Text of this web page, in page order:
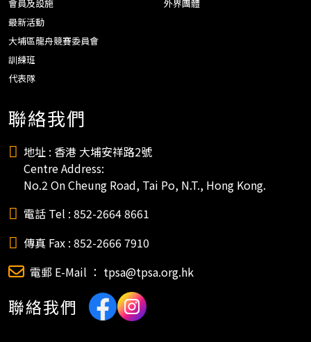
會員及設施
最新活動
大埔區龍舟競賽委員會
訓練班
代表隊
外界團體
聯絡我們
地址 : 香港 大埔安祥路2號
Centre Address:
No.2 On Cheung Road, Tai Po, N.T., Hong Kong.
電話 Tel : 852-2664 8661
傳真 Fax : 852-2666 7910
電郵 E-Mail ： tpsa@tpsa.org.hk
聯絡我們